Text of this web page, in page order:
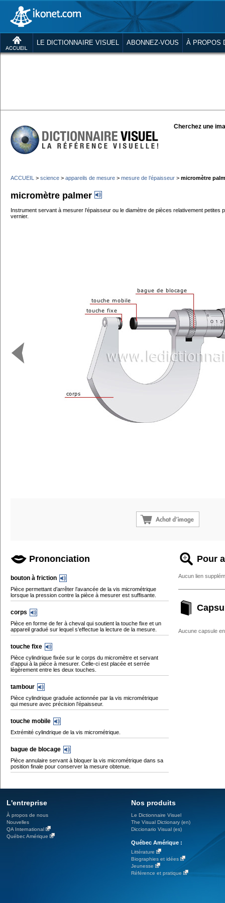
LE DICTIONNAIRE VISUEL ABONNEZ-VOUS À PROPOS
Cherchez une
ACCUEIL > science > appareils de mesure > mesure de l’épaisseur > micromètre
micromètre palmer
Instrument servant à mesurer l’épaisseur ou le diamètre de pièces relativement petites
vernier.
Prononciation
bouton à friction
Pièce permettant d’arrêter l’avancée de la vis micrométrique
lorsque la pression contre la pièce à mesurer est suffisante.
corps
Pièce en forme de fer à cheval qui soutient la touche fixe et un
appareil gradué sur lequel s’effectue la lecture de la mesure.
touche fixe
Pièce cylindrique fixée sur le corps du micromètre et servant
d’appui à la pièce à mesurer. Celle-ci est placée et serrée
légèrement entre les deux touches.
tambour
Pièce cylindrique graduée actionnée par la vis micrométrique
qui mesure avec précision l’épaisseur.
touche mobile
Extrémité cylindrique de la vis micrométrique.
bague de blocage
Pièce annulaire servant à bloquer la vis micrométrique dans sa
position finale pour conserver la mesure obtenue.
Pour
Aucun lien
Aucune capsule
L'entreprise
À propos de nous
Nouvelles
QA International
Québec Amérique
Nos produits
Le Dictionnaire Visuel
The Visual Dictionary (en)
Diccionario Visual (es)
Québec Amérique :
Littérature
Biographies et idées
Jeunesse
Référence et pratique